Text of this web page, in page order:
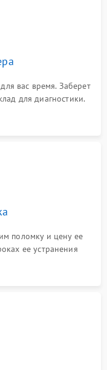
вас время. Заберет
для диагностики.
поломку и цену ее
ее устранения